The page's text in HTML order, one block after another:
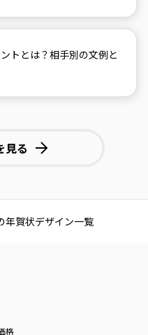
トとは？相手別の文例と
見る
年賀状デザイン一覧
格